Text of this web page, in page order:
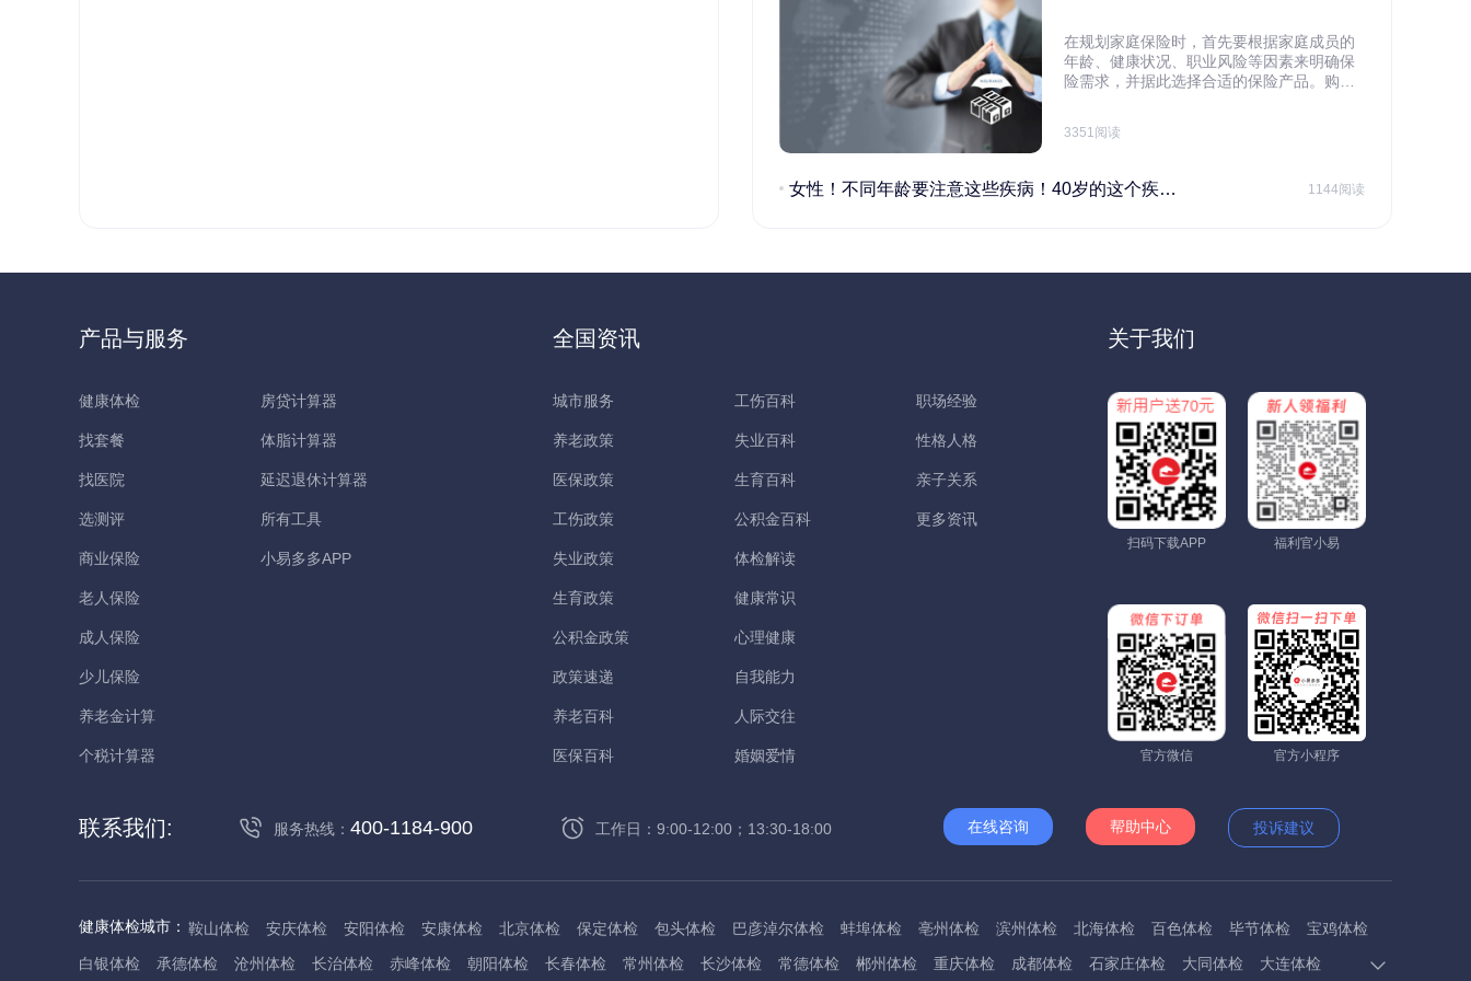
在规划家庭保险时，首先要根据家庭成员的
年龄、健康状况、职业风险等因素来明确保
险需求，并据此选择合适的保险产品。购买
规划家庭财务预算，确保保险费用不会对家
要经济支柱投保。
3351阅读
女性！不同年龄要注意这些疾病！40岁的这个疾病最需要注意！ 1144阅读
产品与服务
健康体检
找套餐
找医院
选测评
商业保险
老人保险
成人保险
少儿保险
养老金计算
个税计算器
房贷计算器
体脂计算器
延迟退休计算器
所有工具
小易多多APP
全国资讯
城市服务
养老政策
医保政策
工伤政策
失业政策
生育政策
公积金政策
政策速递
养老百科
医保百科
工伤百科
失业百科
生育百科
公积金百科
体检解读
健康常识
心理健康
自我能力
人际交往
婚姻爱情
职场经验
性格人格
亲子关系
更多资讯
关于我们
扫码下载APP 福利官小易
官方微信 官方小程序
联系我们: 服务热线： 400-1184-900 工作日：9:00-12:00；13:30-18:00 在线咨询 帮助中心 投诉建议
健康体检城市： 鞍山体检 安庆体检 安阳体检 安康体检 北京体检 保定体检 包头体检 巴彦淖尔体检 蚌埠体检 亳州体检 滨州体检 北海体检 百色体检 毕节体检
宝鸡体检
白银体检
承德体检 沧州体检 长治体检 赤峰体检 朝阳体检 长春体检 常州体检 长沙体检 常德体检 郴州体检 重庆体检 成都体检 石家庄体检 大同体检 大连体检